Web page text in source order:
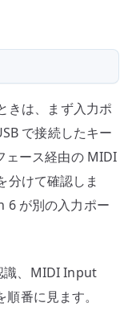
きは、まず入力ポ
で接続したキー
ェース経由の MIDI
けて確認しま
6 が別の入力ポー
識、MIDI Input
番に見ます。